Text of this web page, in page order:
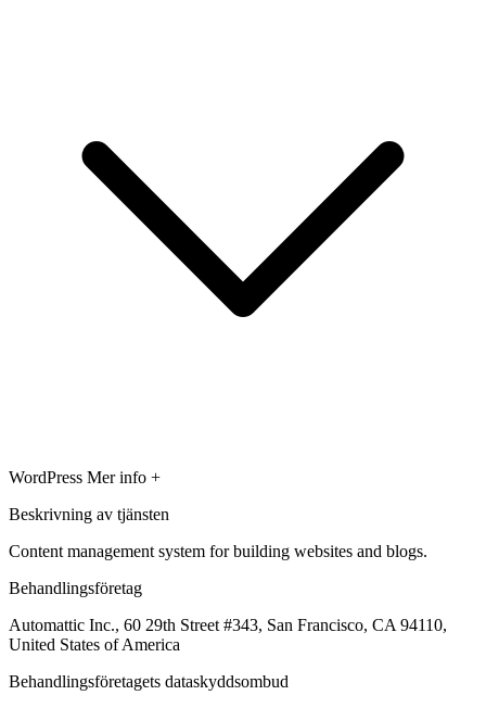
WordPress Mer info +
Beskrivning av tjänsten
Content management system for building websites and blogs.
Behandlingsföretag
Automattic Inc., 60 29th Street #343, San Francisco, CA 94110,
United States of America
Behandlingsföretagets dataskyddsombud